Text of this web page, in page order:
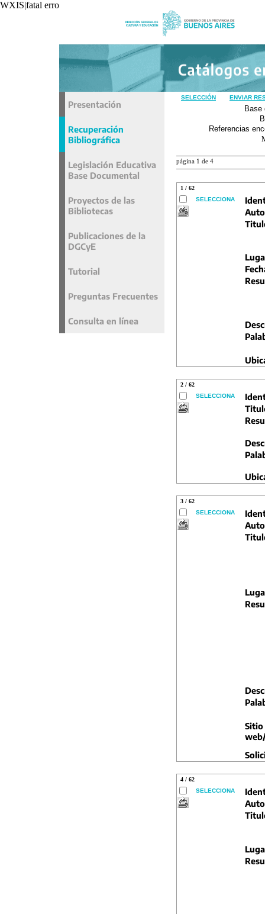
Presentación
Recuperación
Bibliográfica
Legislación Educativa
Base Documental
Proyectos de las
Bibliotecas
Publicaciones de la
DGCyE
Tutorial
Preguntas Frecuentes
Consulta en línea
SELECCIÓN ENVIAR
Base
Referencias
página 1 de 4
1 / 62
SELECCIONA
2 / 62
SELECCIONA
3 / 62
SELECCIONA
Sitio
4 / 62
SELECCIONA
WXIS|fatal error|unavoidable|recxref/read|